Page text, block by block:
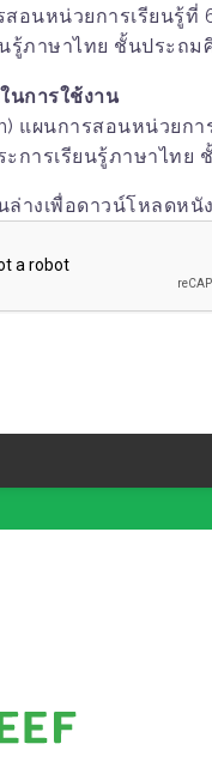
อนหน่วยการเรียนรู้ที่
นรู้ภาษาไทย ชั้นประถม
นการใช้งาน
แผนการสอนหน่วยกา
ะการเรียนรู้ภาษาไทย
ล่างเพื่อดาวน์โหลดหนั